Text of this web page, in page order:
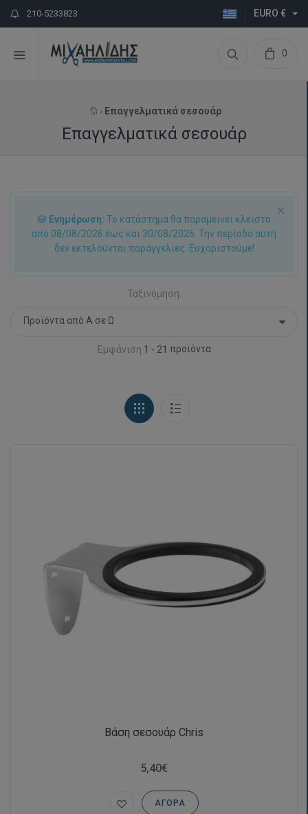
210-5233823 EURO €
0
Επαγγελματικά σεσουάρ
Επαγγελματικά σεσουάρ
Ενημέρωση: Το κατάστημα θα παραμείνει κλειστό
από 08/08/2026 έως και 30/08/2026. Την περίοδο αυτή
δεν εκτελούνται παραγγελίες. Ευχαριστούμε!
Ταξινόμηση:
Εμφάνιση 1 - 21 προϊόντα
Βάση σεσουάρ Chris
5,40€
ΑΓΟΡΆ